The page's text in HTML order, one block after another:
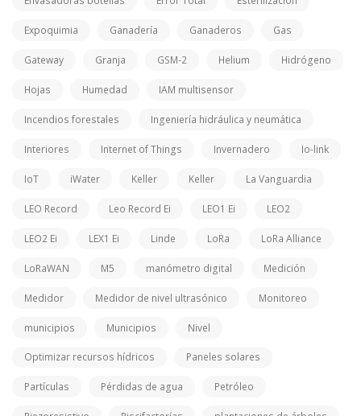
Expoquimia Ganadería Ganaderos Gas
Gateway Granja GSM-2 Helium Hidrógeno
Hojas Humedad IAM multisensor
Incendios forestales Ingeniería hidráulica y neumática
Interiores Internet of Things Invernadero Io-link
IoT iWater Keller Keller La Vanguardia
LEO Record Leo Record Ei LEO1 Ei LEO2
LEO2 Ei LEX1 Ei Linde LoRa LoRa Alliance
LoRaWAN M5 manómetro digital Medición
Medidor Medidor de nivel ultrasónico Monitoreo
municipios Municipios Nivel
Optimizar recursos hídricos Paneles solares
Partículas Pérdidas de agua Petróleo